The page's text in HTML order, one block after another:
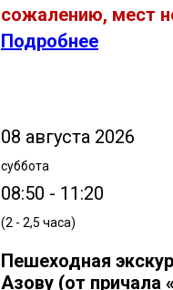
сожалению, мест
Подробнее
08 августа 2026
суббота
08:50 - 11:20
(2 - 2,5 часа)
Пешеходная
Азову (от причала